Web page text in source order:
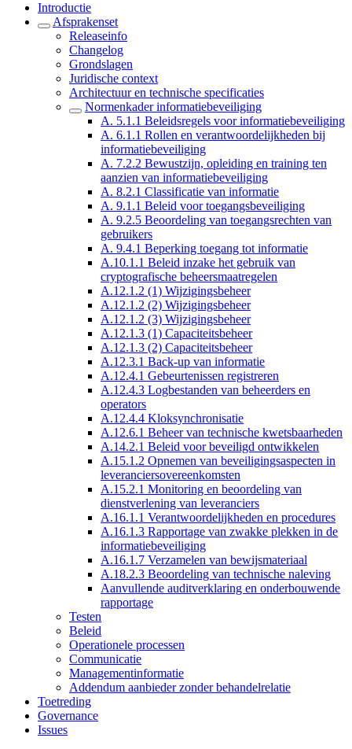
Introductie
Afsprakenset
Releaseinfo
Changelog
Grondslagen
Juridische context
Architectuur en technische specificaties
Normenkader informatiebeveiliging
A. 5.1.1 Beleidsregels voor informatiebeveiliging
A. 6.1.1 Rollen en verantwoordelijkheden bij
informatiebeveiliging
A. 7.2.2 Bewustzijn, opleiding en training ten
aanzien van informatiebeveiliging
A. 8.2.1 Classificatie van informatie
A. 9.1.1 Beleid voor toegangsbeveiliging
A. 9.2.5 Beoordeling van toegangsrechten van
gebruikers
A. 9.4.1 Beperking toegang tot informatie
A.10.1.1 Beleid inzake het gebruik van
cryptografische beheersmaatregelen
A.12.1.2 (1) Wijzigingsbeheer
A.12.1.2 (2) Wijzigingsbeheer
A.12.1.2 (3) Wijzigingsbeheer
A.12.1.3 (1) Capaciteitsbeheer
A.12.1.3 (2) Capaciteitsbeheer
A.12.3.1 Back-up van informatie
A.12.4.1 Gebeurtenissen registreren
A.12.4.3 Logbestanden van beheerders en
operators
A.12.4.4 Kloksynchronisatie
A.12.6.1 Beheer van technische kwetsbaarheden
A.14.2.1 Beleid voor beveiligd ontwikkelen
A.15.1.2 Opnemen van beveiligingsaspecten in
leveranciersovereenkomsten
A.15.2.1 Monitoring en beoordeling van
dienstverlening van leveranciers
A.16.1.1 Verantwoordelijkheden en procedures
A.16.1.3 Rapportage van zwakke plekken in de
informatiebeveiliging
A.16.1.7 Verzamelen van bewijsmateriaal
A.18.2.3 Beoordeling van technische naleving
Aanvullende auditverklaring en onderbouwende
rapportage
Testen
Beleid
Operationele processen
Communicatie
Managementinformatie
Addendum aanbieder zonder behandelrelatie
Toetreding
Governance
Issues